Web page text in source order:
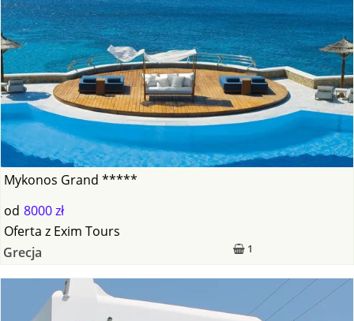
Mykonos Grand *****
od 8000 zł
1
Oferta z Exim Tours
Grecja